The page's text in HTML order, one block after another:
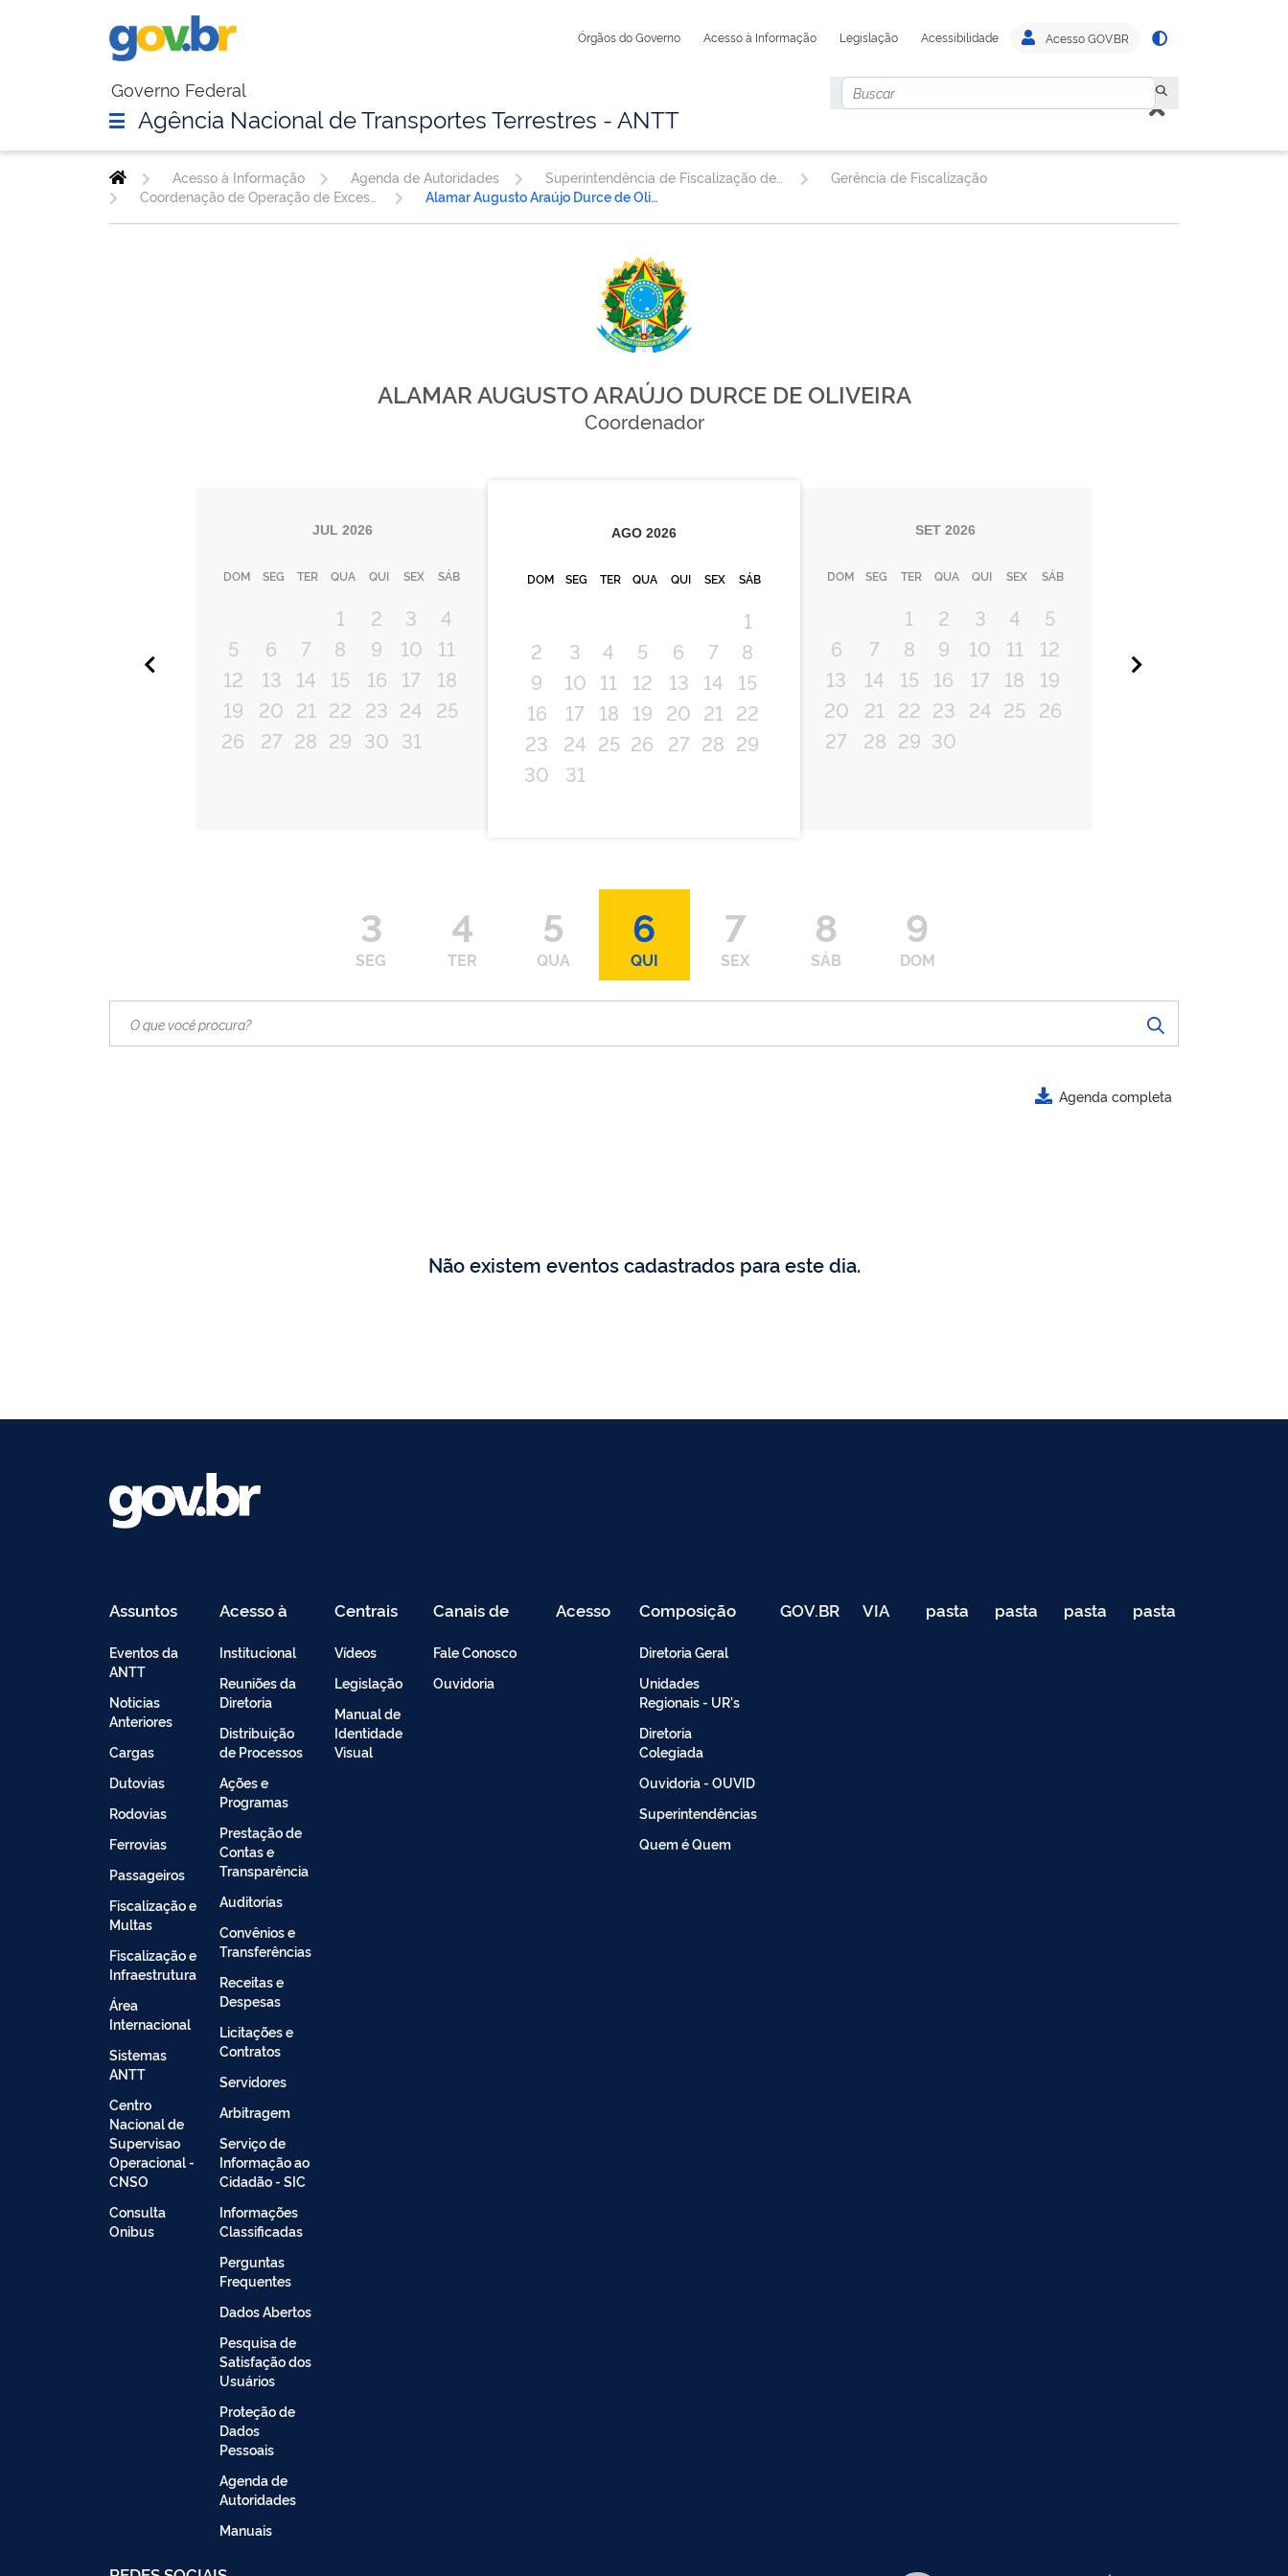
Órgãos do Governo Acesso à Informação Legislação Acessibilidade Acesso GOV.BR
Governo Federal
Agência Nacional de Transportes Terrestres - ANTT
Acesso à Informação Agenda de Autoridades Superintendência de Fiscalização de Serviços de Transporte Rodoviário de Cargas e Passageiros
Gerência de Fiscalização
Coordenação de Operação de Excesso de Peso - COEXP
Alamar Augusto Araújo Durce de Oliveira
ALAMAR AUGUSTO ARAÚJO DURCE DE OLIVEIRA
Coordenador
JUL 2026
DOM SEG TER QUA QUI SEX SÁB
1 2 3
4
5
6 7 8 9 10
11
12
13 14 15 16 17
18
19
20 21 22 23 24 25
26
27 28 29 30 31
AGO 2026
DOM SEG TER QUA QUI SEX SÁB
1
2
3 4 5 6 7
8
9
10 11 12 13 14
15
16
17 18 19 20 21 22
23
24 25 26 27 28 29
30
31
SET 2026
DOM SEG TER QUA QUI SEX SÁB
1 2 3 4
5
6
7 8 9 10 11
12
13
14 15 16 17 18
19
20
21 22 23 24 25 26
27
28 29 30
3
SEG
4
TER
5
QUA
6
QUI
7
SEX
8
SÁB
9
DOM
Agenda completa
Não existem eventos cadastrados para este dia.
Assuntos
Eventos da
ANTT
Noticias
Anteriores
Cargas
Dutovias
Rodovias
Ferrovias
Passageiros
Fiscalização e
Multas
Fiscalização e
Infraestrutura
Área
Internacional
Sistemas
ANTT
Centro
Nacional de
Supervisao
Operacional -
CNSO
Consulta
Onibus
Acesso à
Informação
Institucional
Reuniões da
Diretoria
Distribuição
de Processos
Ações e
Programas
Prestação de
Contas e
Transparência
Auditorias
Convênios e
Transferências
Receitas e
Despesas
Licitações e
Contratos
Servidores
Arbitragem
Serviço de
Informação ao
Cidadão - SIC
Informações
Classificadas
Perguntas
Frequentes
Dados Abertos
Pesquisa de
Satisfação dos
Usuários
Proteção de
Dados
Pessoais
Agenda de
Autoridades
Manuais
Centrais
de
Vídeos
Legislação
Manual de
Identidade
Visual
Canais de
Atendimento
Fale Conosco
Ouvidoria
Acesso
Restrito
Composição
Diretoria Geral
Unidades
Regionais - UR's
Diretoria
Colegiada
Ouvidoria - OUVID
Superintendências
Quem é Quem
GOV.BR VIA
040
pasta
de
pasta
de
pasta
de
pasta
de